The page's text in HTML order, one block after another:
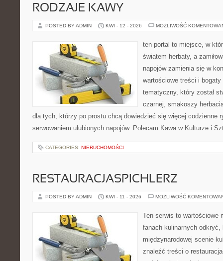
RODZAJE KAWY
POSTED BY ADMIN KWI - 12 - 2026 MOŻLIWOŚĆ
ten portal to miejsce, w
światem herbaty, a
napojów zamienia się w
wartościowe treści i
tematyczny, który został
czarnej, smakoszy
dla tych, którzy po prostu chcą dowiedzieć się więcej codzienne
serwowaniem ulubionych napojów. Polecam Kawa w Kulturze i
CATEGORIES: NIERUCHOMOŚCI
RESTAURACJASPICHLERZ
POSTED BY ADMIN KWI - 11 - 2026 MOŻLIWOŚĆ
Ten serwis to wartościowe
fanach kulinarnych
międzynarodowej scenie
znaleźć treści o